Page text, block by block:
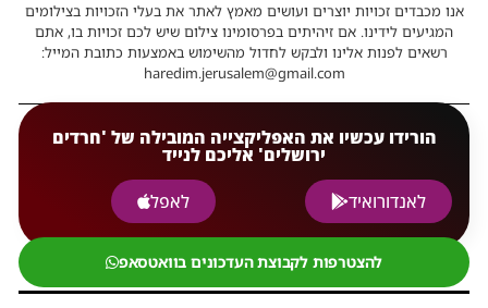
אנו מכבדים זכויות יוצרים ועושים מאמץ לאתר את בעלי הזכויות בצילומים
המגיעים לידינו. אם זיהיתים בפרסומינו צילום שיש לכם זכויות בו, אתם
רשאים לפנות אלינו ולבקש לחדול מהשימוש באמצעות כתובת המייל:
haredim.jerusalem@gmail.com
הורידו עכשיו את האפליקצייה המובילה של 'חרדים
ירושלים' אליכם לנייד
לאנדורואיד
לאפל
להצטרפות לקבוצת העדכונים בוואטסאפ